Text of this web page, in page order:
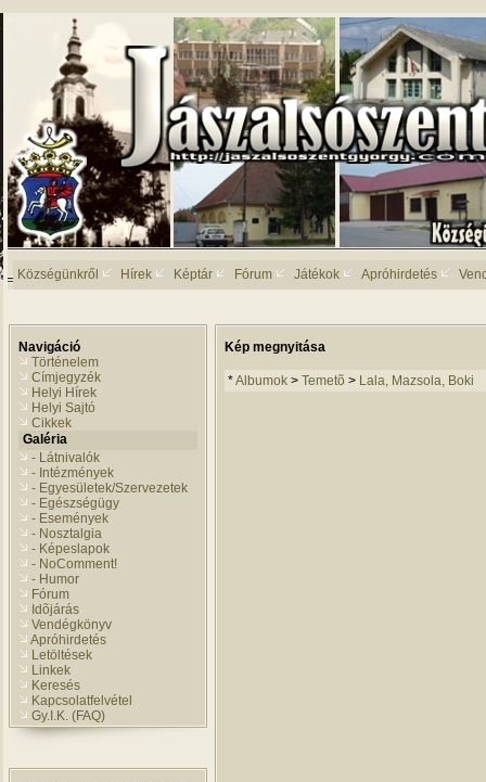
Községünkről Hírek Képtár Fórum Játékok Apróhirdetés
Navigáció
Történelem
Címjegyzék
Helyi Hírek
Helyi Sajtó
Cikkek
Galéria
- Látnivalók
- Intézmények
- Egyesületek/Szervezetek
- Egészségügy
- Események
- Nosztalgia
- Képeslapok
- NoComment!
- Humor
Fórum
Idõjárás
Vendégkönyv
Apróhirdetés
Letöltések
Linkek
Keresés
Kapcsolatfelvétel
Gy.I.K. (FAQ)
Kép megnyitása
*Albumok > Temetõ > Lala, Mazsola, Boki